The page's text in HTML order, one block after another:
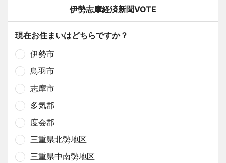
伊勢志摩経済新聞VOTE
現在お住まいはどちらですか？
伊勢市
鳥羽市
志摩市
多気郡
度会郡
三重県北勢地区
三重県中南勢地区